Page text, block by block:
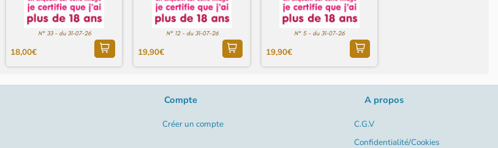
N° 33 - du 31-07-26
18,00€
N° 12 - du 31-07-26
19,90€
N° 5 - du 31-07-26
19,90€
Compte
Créer un compte
A propos
C.G.V
Confidentialité/Cookies